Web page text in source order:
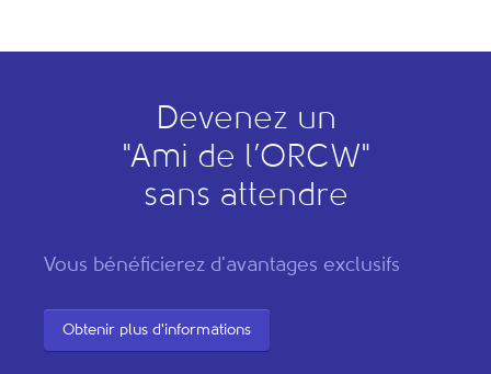
Devenez un
"Ami de l’ORCW"
sans attendre
Vous bénéficierez d'avantages exclusifs
Obtenir plus d'informations